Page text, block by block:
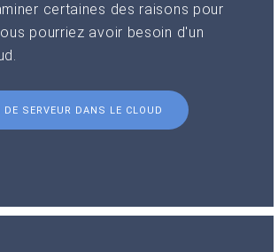
certaines des raisons pour
pourriez avoir besoin d'un
DE SERVEUR DANS LE CLOUD